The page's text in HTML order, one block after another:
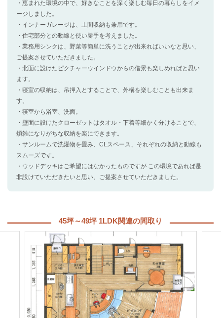
・恵まれた環境の中で、好きなことを深く楽しむ毎日の暮らしをイメ
ージしました。
・インナーガレージは、土間収納も兼用です。
・住宅部分との動線と使い勝手を考えました。
・業務用シンクは、野菜等簡単に洗うことが出来ればいいなと思い、
ご提案させていただきました。
・北面に設けたピクチャーウインドウからの借景も楽しめればと思い
ます。
・寝室の収納は、吊押入とすることで、外構を楽しむことも出来ま
す。
・寝室から浴室、洗面。
・壁面に設けたクローゼットはタオル・下着等細かく分けることで、
煩雑になりがちな収納を楽にできます。
・サンルームで洗濯物を畳み、CLスペース、それぞれの収納と動線も
スムーズです。
・ウッドデッキはご希望にはなかったものですが この環境であれば是
非設けていただきたいと思い、ご提案させていただきました。
45坪～49坪 1LDK関連の間取り